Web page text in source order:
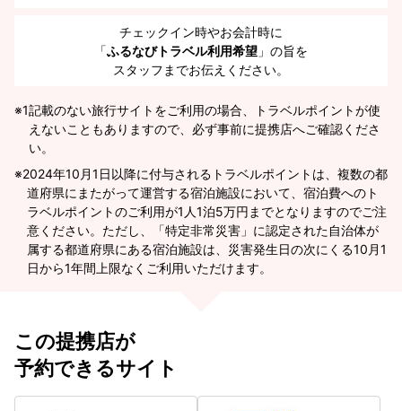
チェックイン時やお会計時に
「ふるなびトラベル利用希望 」の旨を
スタッフまでお伝えください。
※1記載のない旅行サイトをご利用の場合、トラベルポイントが使
えないこともありますので、必ず事前に提携店へご確認くださ
い。
2024年10月1日以降に付与されるトラベルポイントは、複数の都
道府県にまたがって運営する宿泊施設において、宿泊費へのト
ラベルポイントのご利用が1人1泊5万円までとなりますのでご注
意ください。ただし、「特定非常災害」に認定された自治体が
属する都道府県にある宿泊施設は、災害発生日の次にくる10月1
日から1年間上限なくご利用いただけます。
この提携店が
予約できるサイト